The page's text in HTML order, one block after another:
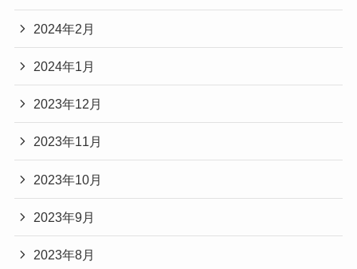
2024年2月
2024年1月
2023年12月
2023年11月
2023年10月
2023年9月
2023年8月